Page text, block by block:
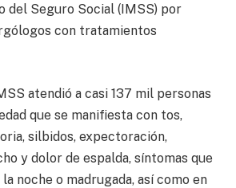
del Seguro Social (IMSS) por
con tratamientos
atendió a casi 137 mil personas
que se manifiesta con tos,
silbidos, expectoración,
y dolor de espalda, síntomas que
noche o madrugada, así como en